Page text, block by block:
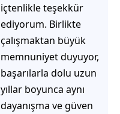
İhtiyaçlarınıza hızlı ve
doğru çözümler
sunmaya çalışıyorlar.
Müşteri
memnuniyetini ön
planda tutan
yaklaşımları, ilgili